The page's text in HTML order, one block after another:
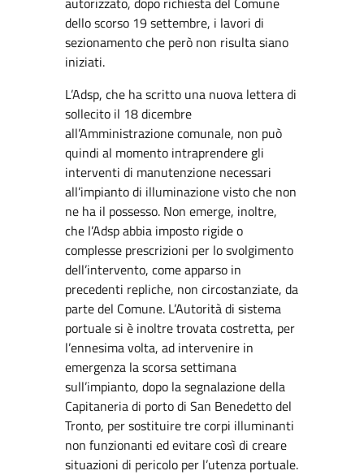
dello scorso 19 settembre, i lavori di
sezionamento che però non risulta siano
iniziati.
L’Adsp, che ha scritto una nuova lettera di
sollecito il 18 dicembre
all’Amministrazione comunale, non può
quindi al momento intraprendere gli
interventi di manutenzione necessari
all’impianto di illuminazione visto che non
ne ha il possesso. Non emerge, inoltre,
che l’Adsp abbia imposto rigide o
complesse prescrizioni per lo svolgimento
dell’intervento, come apparso in
precedenti repliche, non circostanziate, da
parte del Comune. L’Autorità di sistema
portuale si è inoltre trovata costretta, per
l’ennesima volta, ad intervenire in
emergenza la scorsa settimana
sull’impianto, dopo la segnalazione della
Capitaneria di porto di San Benedetto del
Tronto, per sostituire tre corpi illuminanti
non funzionanti ed evitare così di creare
situazioni di pericolo per l’utenza portuale.